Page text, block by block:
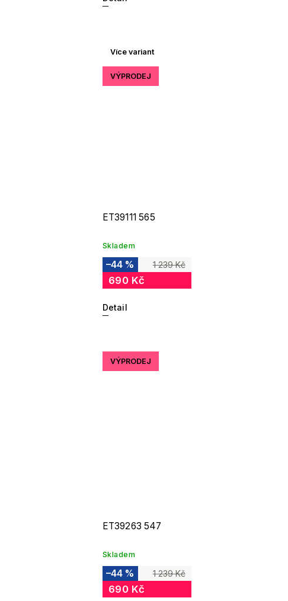
Více variant
VÝPRODEJ
ET39111 565
Skladem
1 239 Kč
–44 %
690 Kč
Detail
VÝPRODEJ
ET39263 547
Skladem
1 239 Kč
–44 %
690 Kč